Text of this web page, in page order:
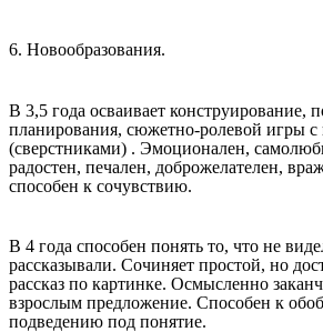
6. Новообразования.
В 3,5 года осваивает конструирование,
планирования, сюжетно-ролевой игры с
(сверстниками) . Эмоционален,
радостен, печален, доброжелателен,
способен к сочувствию.
В 4 года способен понять то, что не
рассказывали. Сочиняет простой, но
рассказ по картинке. Осмысленно
взрослым предложение. Способен к
подведению под понятие.